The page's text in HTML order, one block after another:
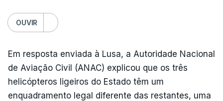
OUVIR
Em resposta enviada à Lusa, a Autoridade Nacional
de Aviação Civil (ANAC) explicou que os três
helicópteros ligeiros do Estado têm um
enquadramento legal diferente das restantes, uma